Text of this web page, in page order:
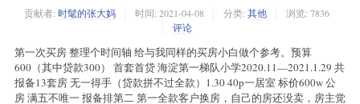
贡献者: 时髦的张大妈 时间: 2021-04-08 分类: 其他
浏览: 7836
评论
第一次买房 整理个时间轴 给与我同样的买房小白做个参考。预算
600（其中贷款300） 首套首贷 海淀第一梯队小学2020.11—2021.1.29 共
报备13套房 无一得手（贷款拼不过全款）1.30 40p一居室 标价600w 公
房 满五不唯一 报备排第二 第一全款客户换房，自己的房还没卖，房主觉